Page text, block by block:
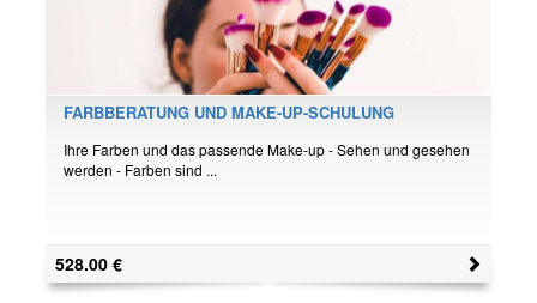
FARBBERATUNG UND MAKE-UP-SCHULUNG
Ihre Farben und das passende Make-up - Sehen und gesehen
werden - Farben sind ...
528.00 €